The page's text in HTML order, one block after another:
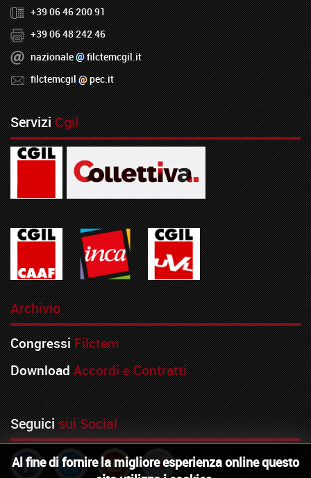
+39 06 46 200 91
+39 06 48 242 46
nazionale
filctemcgil.it
filctemcgil
pec.it
Al fine di fornire la migliore esperienza online questo
ServiziCgil
Archivio
Congressi Filctem
Download Accordi e Contratti
Seguicisui Social